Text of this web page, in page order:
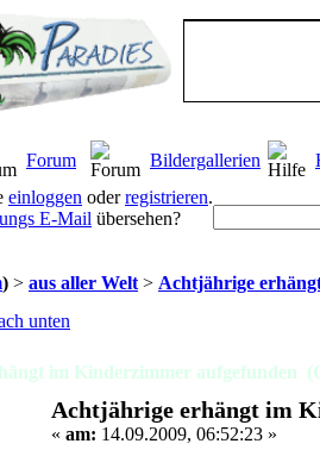
Forum Bildergallerien
einloggen oderregistrieren.
E-Mail übersehen?
) > aus aller Welt > Achtjährige
im Kinderzimmer aufgefunden
Achtjährige erhängt im
« am: 14.09.2009, 06:52:23 »